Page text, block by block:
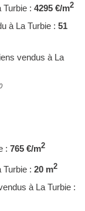
Turbie : 4295 €/m2
à La Turbie : 51
vendus à La
: 765 €/m2
Turbie : 20 m2
à La Turbie :